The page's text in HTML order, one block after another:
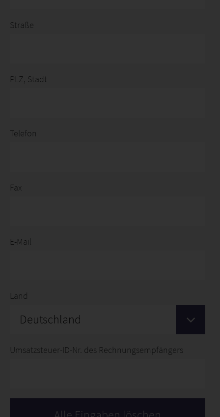
Straße
PLZ, Stadt
Telefon
Fax
E-Mail
Land
Deutschland
Umsatzsteuer-ID-Nr. des Rechnungsempfängers